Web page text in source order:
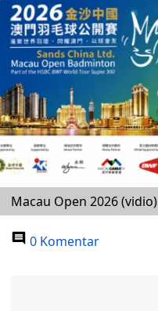
Macau Open 2026 (vidio)
0 Komentar